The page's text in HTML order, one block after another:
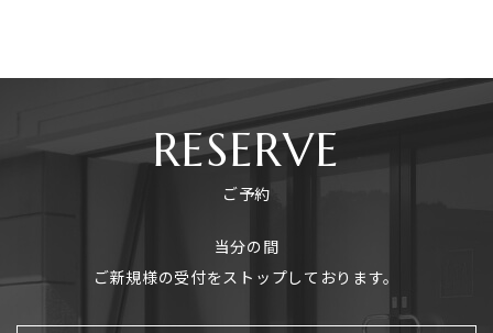
RESERVE
ご予約
当分の間
ご新規様の受付をストップしております。